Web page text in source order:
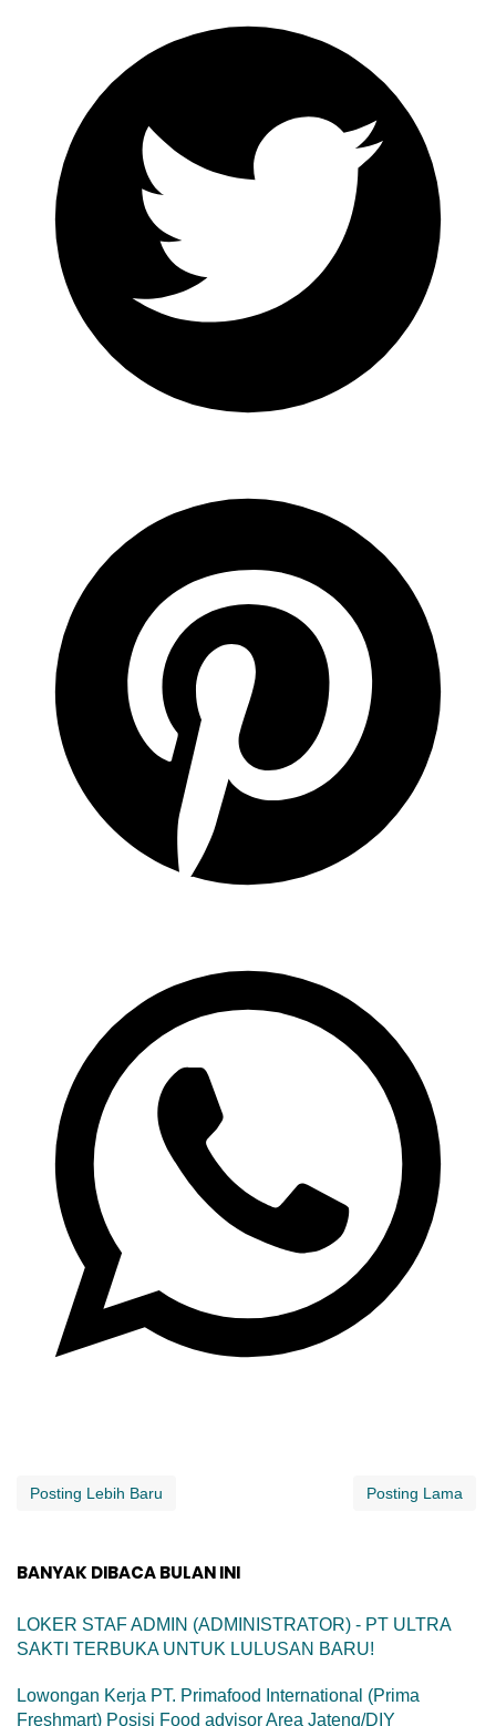
Posting Lebih Baru Posting Lama
BANYAK DIBACA BULAN INI
LOKER STAF ADMIN (ADMINISTRATOR) - PT ULTRA
SAKTI TERBUKA UNTUK LULUSAN BARU!
Lowongan Kerja PT. Primafood International (Prima
Freshmart) Posisi Food advisor Area Jateng/DIY